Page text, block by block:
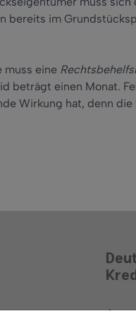
bereits im
muss eine
beträgt einen Monat.
Wirkung hat, denn